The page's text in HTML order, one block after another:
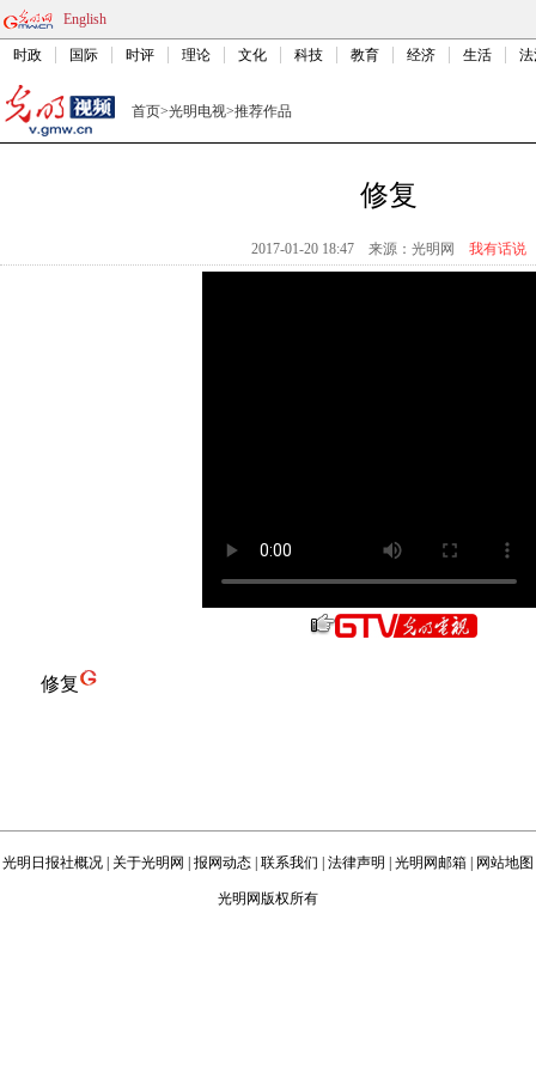
English
时政 国际 时评 理论 文化 科技 教育 经济 生活
首页>光明电视>推荐作品
修复
2017-01-20 18:47 来源： 光明网 我有话说
修复
光明日报社概况 关于光明网 报网动态 联系我们 法律声明 光明网邮箱 网站地图
光明网版权所有